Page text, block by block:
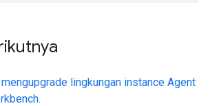
lingkungan instance Agent